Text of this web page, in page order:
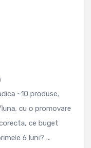
~10 produse,
cu o promovare
ce buget
6 luni? ...